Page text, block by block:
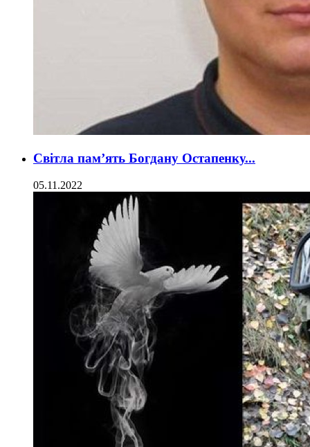
Світла пам’ять Богдану Остапенку...
05.11.2022